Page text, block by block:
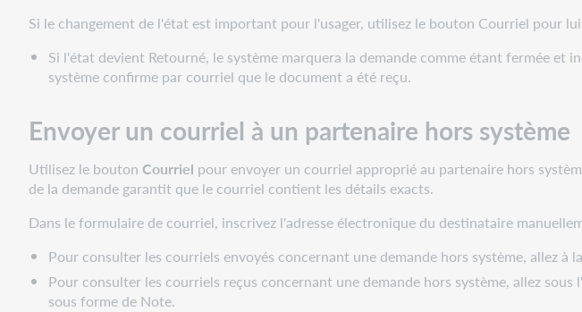
Si le changement de l'état est important pour l'usager, utilisez le bouton Courriel pour
Si l'état devient Retourné, le système marquera la demande comme étant fermée
système confirme par courriel que le document a été reçu.
Envoyer un courriel à un partenaire hors système
Utilisez le bouton Courriel pour envoyer un courriel approprié au partenaire hors
de la demande garantit que le courriel contient les détails exacts.
Dans le formulaire de courriel, inscrivez l'adresse électronique du destinataire
Pour consulter les courriels envoyés concernant une demande hors système, allez à
Pour consulter les courriels reçus concernant une demande hors système, allez
sous forme de Note.